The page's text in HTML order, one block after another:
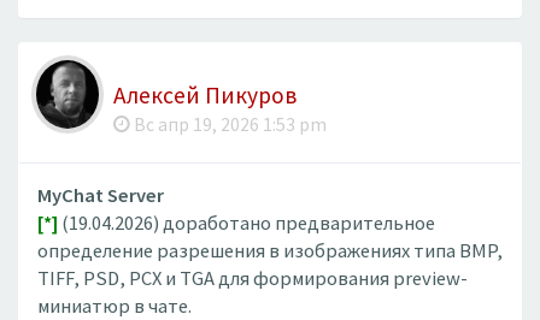
Алексей Пикуров
Вс апр 19, 2026 1:53 pm
MyChat Server
[*] (19.04.2026) доработано предварительное
определение разрешения в изображениях типа BMP,
TIFF, PSD, PCX и TGA для формирования preview-
миниатюр в чате.